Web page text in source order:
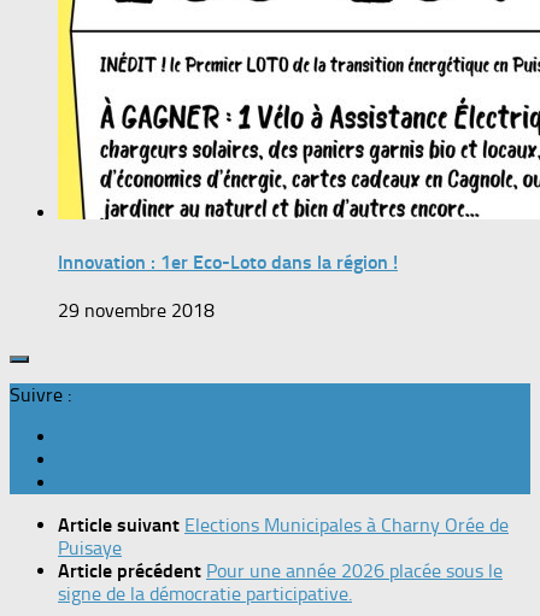
Innovation : 1er Eco-Loto dans la région !
29 novembre 2018
Suivre :
Article suivant Elections Municipales à Charny Orée de
Puisaye
Article précédent Pour une année 2026 placée sous le
signe de la démocratie participative.